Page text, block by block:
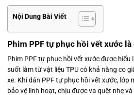
Nội Dung Bài Viết
Phim PPF tự phục hồi vết xước là
Phim PPF tự phục hồi vết xước được hiểu
suốt làm từ vật liệu TPU có khả năng co
xe. Khi dán PPF tự phục hồi vết xước, lớp
bảo vệ linh hoạt, chịu được va quệt nhẹ